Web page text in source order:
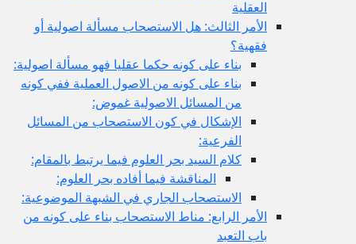
العقلية
الأمر الثالث: هل الاستصحاب مسألة اصولية أو
فقهية؟
بناء على كونه حكما عقليا فهو مسألة اصولية:
بناء على كونه من الاصول العملية ففي كونه
من المسائل الاصولية غموض:
الإشكال في كون الاستصحاب من المسائل
الفرعية:
كلام السيد بحر العلوم فيما يرتبط بالمقام:
المناقشة فيما أفاده بحر العلوم:
الاستصحاب الجاري في الشبهة الموضوعية:
الأمر الرابع: مناط الاستصحاب بناء على كونه من
باب التعبد